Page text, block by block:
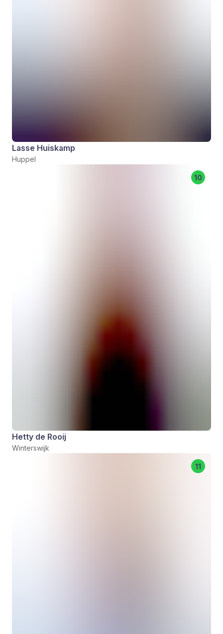
Lasse Huiskamp
Huppel
10
Hetty de Rooij
Winterswijk
11